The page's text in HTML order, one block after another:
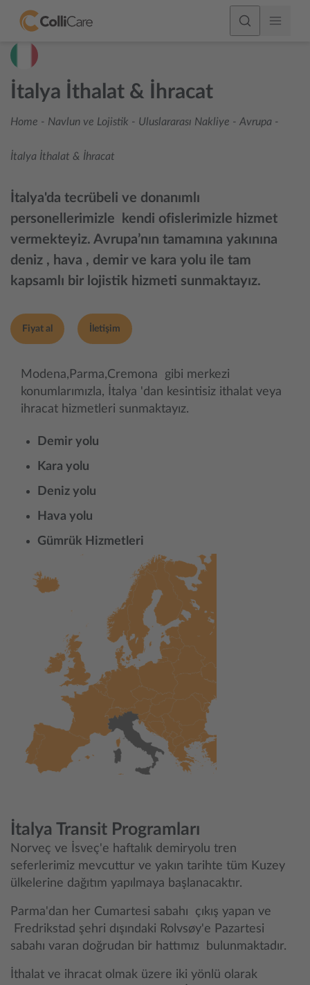
İtalya İthalat & İhracat
Home - Navlun ve Lojistik - Uluslararası Nakliye - Avrupa -
İtalya İthalat & İhracat
İtalya'da tecrübeli ve donanımlı
personellerimizle kendi ofislerimizle hizmet
vermekteyiz. Avrupa’nın tamamına yakınına
deniz , hava , demir ve kara yolu ile tam
kapsamlı bir lojistik hizmeti sunmaktayız.
Fiyat al İletişim
Modena,Parma,Cremona gibi merkezi
konumlarımızla, İtalya 'dan kesintisiz ithalat veya
ihracat hizmetleri sunmaktayız.
Demir yolu
Kara yolu
Deniz yolu
Hava yolu
Gümrük Hizmetleri
İtalya Transit Programları
Norveç ve İsveç'e haftalık demiryolu tren
seferlerimiz mevcuttur ve yakın tarihte tüm Kuzey
ülkelerine dağıtım yapılmaya başlanacaktır.
Parma'dan her Cumartesi sabahı çıkış yapan ve
Fredrikstad şehri dışındaki Rolvsøy'e Pazartesi
sabahı varan doğrudan bir hattımız bulunmaktadır.
İthalat ve ihracat olmak üzere iki yönlü olarak